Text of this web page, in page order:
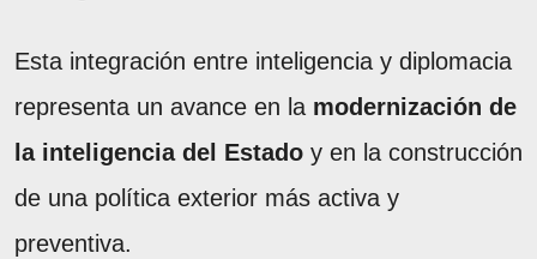
Esta integración entre inteligencia y diplomacia
representa un avance en la modernización de
la inteligencia del Estado y en la construcción
de una política exterior más activa y
preventiva.